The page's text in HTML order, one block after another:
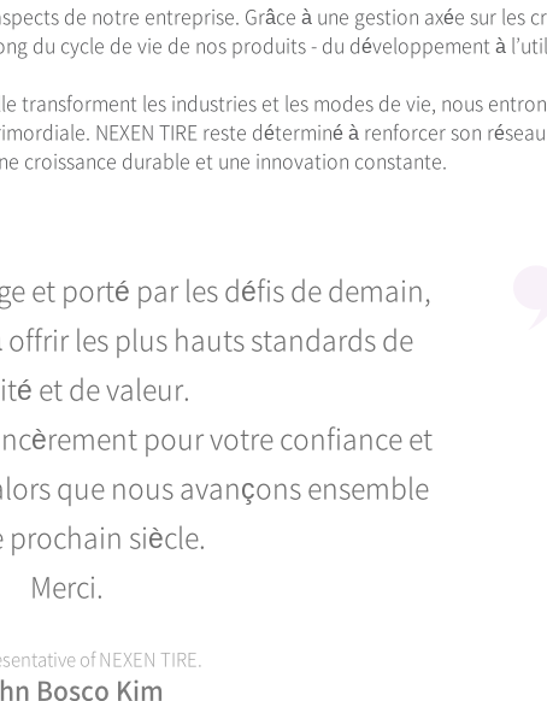
de notre entreprise. Grâce à une gestion axée sur les
du cycle de vie de nos produits - du développement à
transforment les industries et les modes de vie, nous
NEXEN TIRE reste déterminé à renforcer son
croissance durable et une innovation constante.
et porté par les défis de demain,
offrir les plus hauts standards de
et de valeur.
pour votre confiance et
que nous avançons ensemble
prochain siècle.
Merci.
of NEXEN TIRE.
Bosco Kim